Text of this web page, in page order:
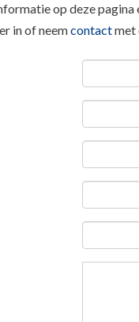
op deze
in of neemcontactmet